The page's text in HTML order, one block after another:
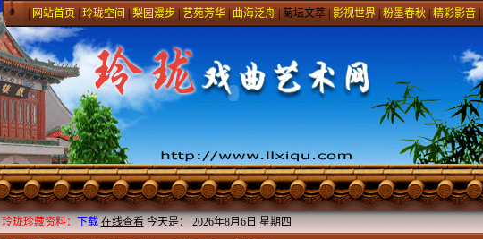
网站首页 玲珑空间 梨园漫步| 艺苑芳华| 曲海泛舟| 菊坛文萃| 影视世界| 粉墨春秋| 精彩影音|
玲珑珍藏资料：下载 在线查看今天是：2026年8月6日 星期四